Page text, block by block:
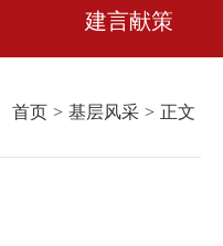
建言献策
首页 > 基层风采 > 正文